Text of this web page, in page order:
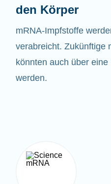
den Körper
mRNA-Impfstoffe
verabreicht. Zukünftige
könnten auch über
werden.